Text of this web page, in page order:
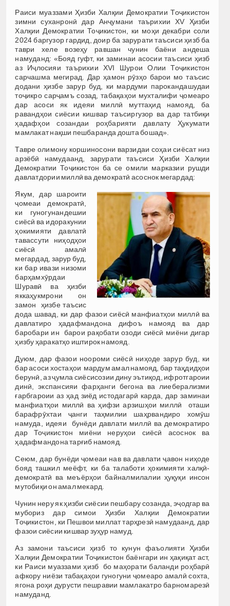
Раиси муаззами Ҳизби Халқии Демократии Тоҷикистон
зимни суханронӣ дар Анҷумани таърихии ХV Ҳизби
Халқии Демократии Тоҷикистон, ки моҳи декабри соли
2024 баргузор гардид, доир ба зарурати таъсиси ҳизб ба
таври хеле возеҳу равшан чунин баёни андеша
намуданд: «Бояд гуфт, ки заминаи асосии таъсиси ҳизб
аз Иҷлосияи таърихии XVI Шурои Олии Тоҷикистон
сарчашма мегирад. Дар ҳамон рӯзҳо барои мо таъсис
додани ҳизбе зарур буд, ки мардуми парокандашудаи
тоҷикро сарҷамъ созад, табақаҳои мухталифи ҷомеаро
дар асоси як идеяи миллӣ муттаҳид намояд, ба
равандҳои сиёсии кишвар таъсиргузор ва дар татбиқи
ҳадафҳои созандаи роҳбарияти давлату Ҳукумати
мамлакат нақши пешбаранда дошта бошад».
Тавре олимону коршиносони варзидаи соҳаи сиёсат низ
арзёбӣ намудаанд, зарурати таъсиси Ҳизби Халқии
Демократии Тоҷикистон ба се омили марказии рушди
давлатдории миллӣ ва демократӣ асоснок мегардад:
Якум, дар шароити
ҷомеаи демократӣ,
ки гуногунандешии
сиёсӣ ва идоракунии
ҳокимияти давлатӣ
тавассути ниҳодҳои
сиёсӣ амалӣ
мегардад, зарур буд,
ки бар ивази низоми
барҳамхӯрдаи
Шуравӣ ва ҳизби
яккаҳукмрони он
замон ҳизбе таъсис
дода шавад, ки дар фазои сиёсӣ манфиатҳои миллӣ ва
давлатиро ҳадафмандона дифоъ намояд ва дар
баробари ин барои рақобати озоди сиёсӣ миёни дигар
ҳизбу ҳаракатҳо иштирок намояд.
Дуюм, дар фазои ноороми сиёсӣ ниҳоде зарур буд, ки
бар асоси хостаҳои мардум амал намояд, бар таҳдидҳои
берунӣ, аз ҷумла сиёсисозии дину эътиқод, ифротгароии
динӣ, экспансияи фарҳанги бегона ва лиеберализми
ғарбгароии аз ҳад зиёд истодагарӣ карда, дар заминаи
манфиатҳои миллӣ ва ҳифзи арзишҳои миллӣ оташи
барафрӯхтаи ҷанги таҳмилии шаҳрвандиро хомӯш
намуда, идеяи бунёди давлати миллӣ ва демократиро
дар Тоҷикистон миёни неруҳои сиёсӣ асоснок ва
ҳадафмандона тарғиб намояд.
Сеюм, дар бунёди ҷомеаи нав ва давлати ҷавон ниҳоде
бояд ташкил меёфт, ки ба талаботи ҳокимияти халқӣ-
демократӣ ва меъёрҳои байналмилалии ҳуқуқи инсон
мутобиқи он амал мекард.
Чунин неру як ҳизби сиёсии пешбару созанда, эҷодгар ва
мубориз дар симои Ҳизби Халқии Демократии
Тоҷикистон, ки Пешвои миллат тарҳрезӣ намудаанд, дар
фазои сиёсии кишвар зуҳур намуд.
Аз замони таъсиси ҳизб то кунун фаъолияти Ҳизби
Халқии Демократии Тоҷикистон баёнгари ин ҳақиқат аст,
ки Раиси муаззами ҳизб бо маҳорати баланди роҳбарӣ
афкору ниёзи табақаҳои гуногуни ҷомеаро амалӣ сохта,
ягона роҳи дурусти пешравии мамлакатро барномарезӣ
намуданд.